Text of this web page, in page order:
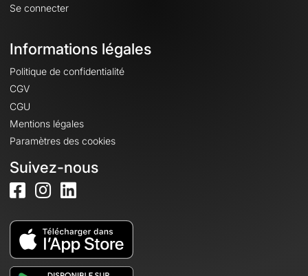
Se connecter
Informations légales
Politique de confidentialité
CGV
CGU
Mentions légales
Paramètres des cookies
Suivez-nous